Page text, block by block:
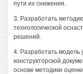
пути их снижения.
3. Разработать
технологической
решений.
4. Разработать модель
конструкторской
основе методики